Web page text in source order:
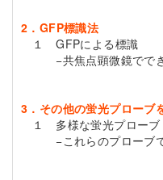
2．GFP標識法
１ GFPによる標識
−共焦点顕微鏡ででき
3．その他の蛍光プローブ
１ 多様な蛍光プローブ
−これらのプローブで